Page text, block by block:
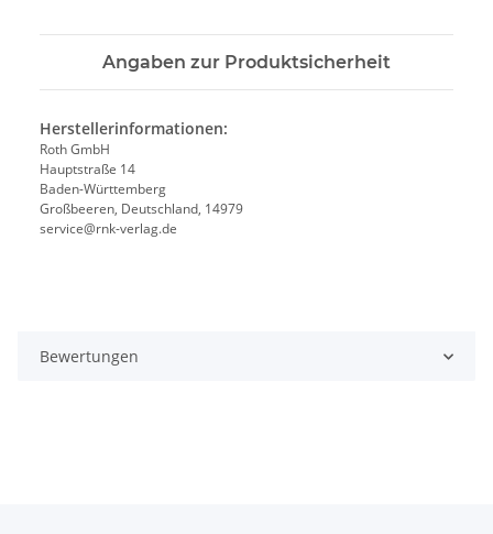
Angaben zur Produktsicherheit
Herstellerinformationen:
Roth GmbH
Hauptstraße 14
Baden-Württemberg
Großbeeren, Deutschland, 14979
service@rnk-verlag.de
Bewertungen